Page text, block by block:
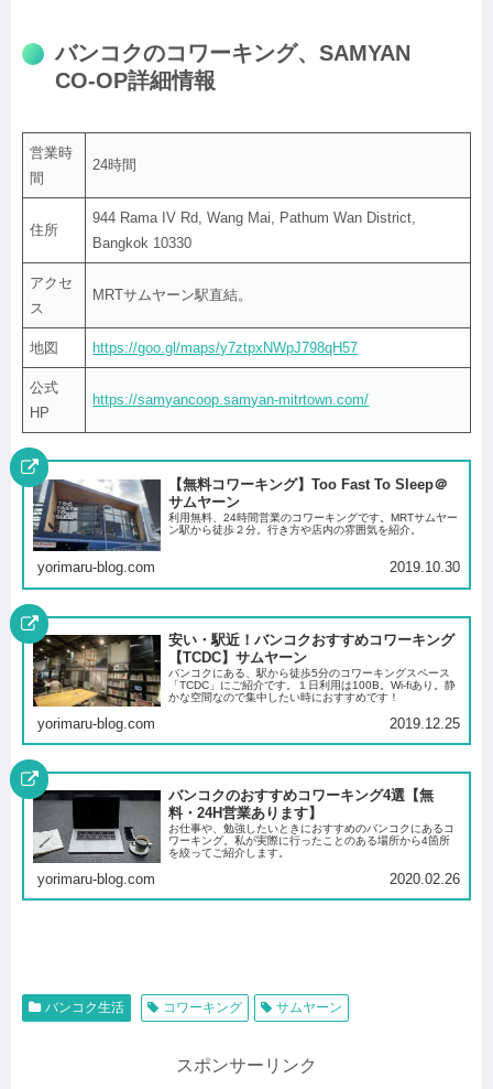
バンコクのコワーキング、 SAMYAN
CO-OP詳細情報
営業時
間
24時間
住所
944 Rama IV Rd, Wang Mai, Pathum Wan District,
Bangkok 10330
アクセ
ス
MRTサムヤーン駅直結。
地図 https://goo.gl/maps/y7ztpxNWpJ798qH57
公式
HP
https://samyancoop.samyan-mitrtown.com/
【無料コワーキング】Too Fast To Sleep＠
サムヤーン
利用無料、24時間営業のコワーキングです。MRTサムヤー
ン駅から徒歩２分。行き方や店内の雰囲気を紹介。
yorimaru-blog.com 2019.10.30
安い・駅近！バンコクおすすめコワーキング
【TCDC】サムヤーン
バンコクにある、駅から徒歩5分のコワーキングスペース
「TCDC」にご紹介です。１日利用は100B。Wi-fiあり。静
かな空間なので集中したい時におすすめです！
yorimaru-blog.com 2019.12.25
バンコクのおすすめコワーキング4選【無
料・24H営業あります】
お仕事や、勉強したいときにおすすめのバンコクにあるコ
ワーキング。私が実際に行ったことのある場所から4箇所
を絞ってご紹介します。
yorimaru-blog.com 2020.02.26
バンコク生活 コワーキング サムヤーン
スポンサーリンク